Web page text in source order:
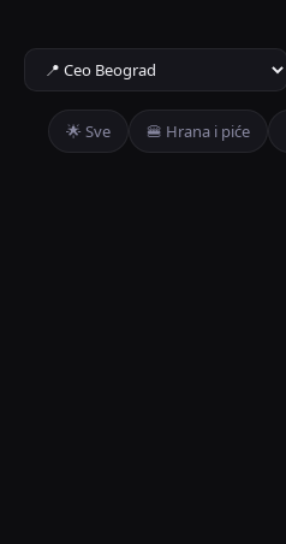
🌟 Sve 🍔 Hrana i piće